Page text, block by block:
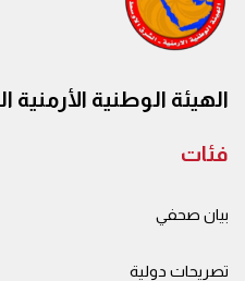
الهيئة الوطنية
فئات
بيان صحفي
تصريحات دولية